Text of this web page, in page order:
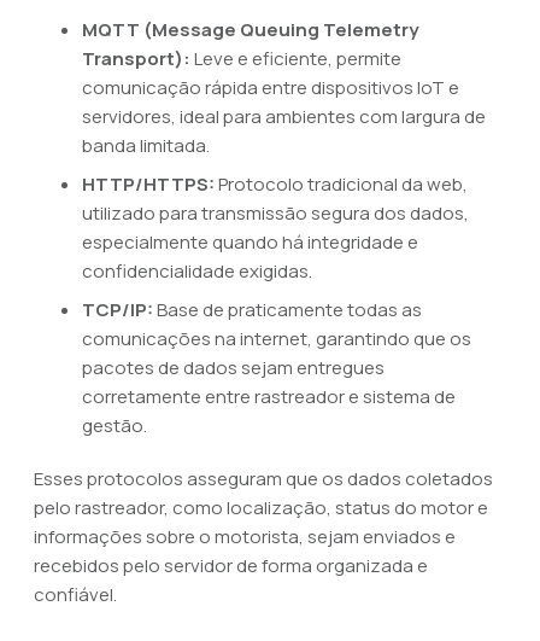
MQTT (Message Queuing Telemetry
Transport): Leve e eficiente, permite
comunicação rápida entre dispositivos IoT e
servidores, ideal para ambientes com largura de
banda limitada.
HTTP/HTTPS:Protocolo tradicional da web,
utilizado para transmissão segura dos dados,
especialmente quando há integridade e
confidencialidade exigidas.
TCP/IP:Base de praticamente todas as
comunicações na internet, garantindo que os
pacotes de dados sejam entregues
corretamente entre rastreador e sistema de
gestão.
Esses protocolos asseguram que os dados coletados
pelo rastreador, como localização, status do motor e
informações sobre o motorista, sejam enviados e
recebidos pelo servidor de forma organizada e
confiável.